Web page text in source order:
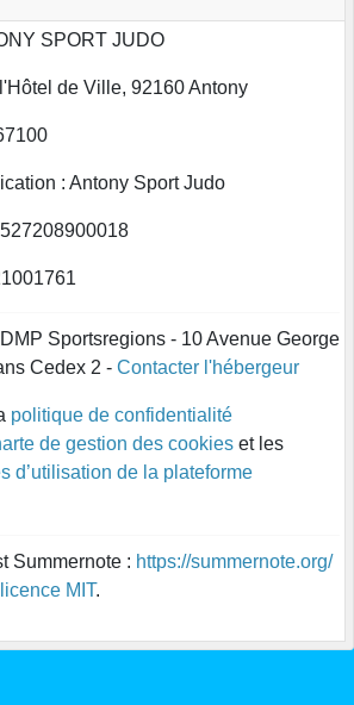
SPORT JUDO
de Ville, 92160 Antony
: Antony Sport Judo
Sportsregions - 10 Avenue George
Cedex 2 - Contacter l'hébergeur
politique de confidentialité
de gestion des cookies et les
d’utilisation de la plateforme
Summernote : https://summernote.org/
licence MIT.